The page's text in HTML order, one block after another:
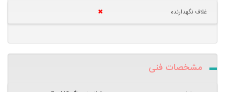
غلاف نگهدارنده
مشخصات فنی